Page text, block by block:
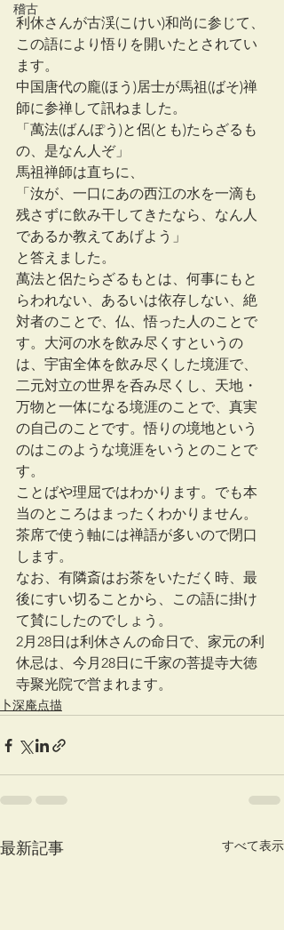
稽古
利休さんが古渓(こけい)和尚に参じて、
この語により悟りを開いたとされてい
ます。
中国唐代の龐(ほう)居士が馬祖(ばそ)禅
師に参禅して訊ねました。
「萬法(ばんぽう)と侶(とも)たらざるも
の、是なん人ぞ」
馬祖禅師は直ちに、
「汝が、一口にあの西江の水を一滴も
残さずに飲み干してきたなら、なん人
であるか教えてあげよう」
と答えました。
萬法と侶たらざるもとは、何事にもと
らわれない、あるいは依存しない、絶
対者のことで、仏、悟った人のことで
す。大河の水を飲み尽くすというの
は、宇宙全体を飲み尽くした境涯で、
二元対立の世界を呑み尽くし、天地・
万物と一体になる境涯のことで、真実
の自己のことです。悟りの境地という
のはこのような境涯をいうとのことで
す。
ことばや理屈ではわかります。でも本
当のところはまったくわかりません。
茶席で使う軸には禅語が多いので閉口
します。
なお、有隣斎はお茶をいただく時、最
後にすい切ることから、この語に掛け
て賛にしたのでしょう。
2月28日は利休さんの命日で、家元の利
休忌は、今月28日に千家の菩提寺大徳
寺聚光院で営まれます。
卜深庵点描
最新記事 すべて表示